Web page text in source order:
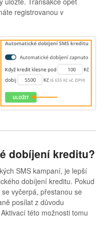
registrovanou v
dobíjení kreditu?
SMS kampaní, je lepší
dobíjení kreditu. Pokud
vyčerpá, přestanou se
posílat z důvodu
této možnosti tomu